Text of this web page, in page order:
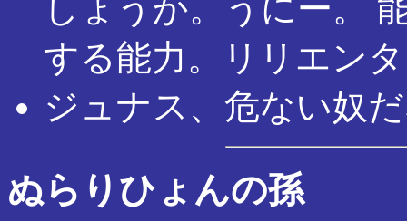
しょうか。うにー。
する能力。リリエン
ジュナス、危ない奴
ぬらりひょんの孫